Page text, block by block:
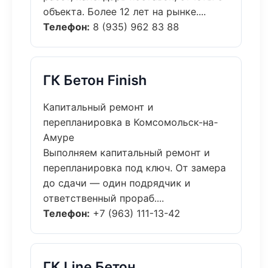
объекта. Более 12 лет на рынке....
Телефон: 8 (935) 962 83 88
ГК Бетон Finish
Капитальный ремонт и
перепланировка в Комсомольск-на-
Амуре
Выполняем капитальный ремонт и
перепланировка под ключ. От замера
до сдачи — один подрядчик и
ответственный прораб....
Телефон: +7 (963) 111-13-42